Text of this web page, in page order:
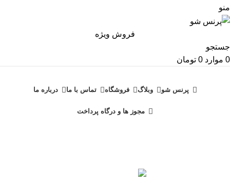
منو
فروش ویژه
جستجو
0 موارد 0 تومان
پرنس شو وبلاگ فروشگاه تماس با ما درباره ما
مجوز ها و درگاه پرداخت